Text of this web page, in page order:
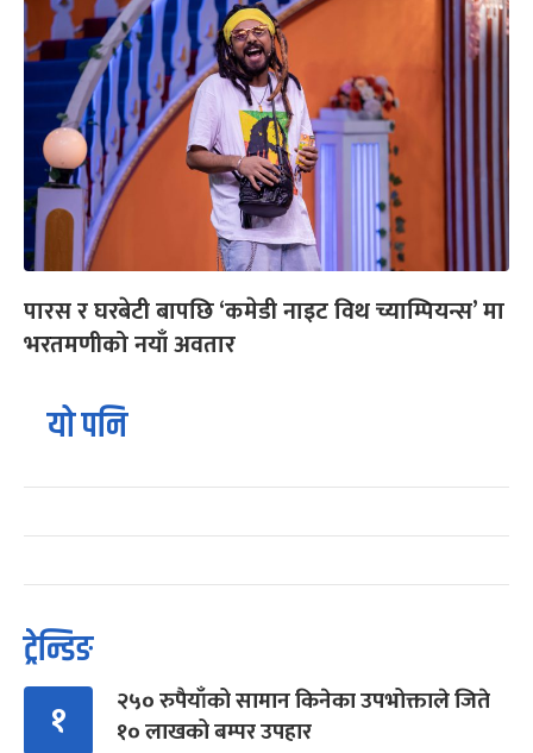
पारस र घरबेटी बापछि ‘कमेडी नाइट विथ च्याम्पियन्स’ मा
भरतमणीको नयाँ अवतार
यो पनि
ट्रेन्डिङ
१
२५० रुपैयाँको सामान किनेका उपभोक्ताले जिते
१० लाखको बम्पर उपहार